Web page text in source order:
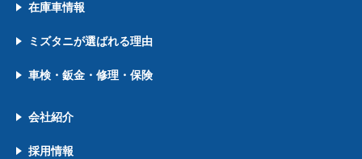
在庫車情報
ミズタニが選ばれる理由
車検・鈑金・修理・保険
会社紹介
採用情報